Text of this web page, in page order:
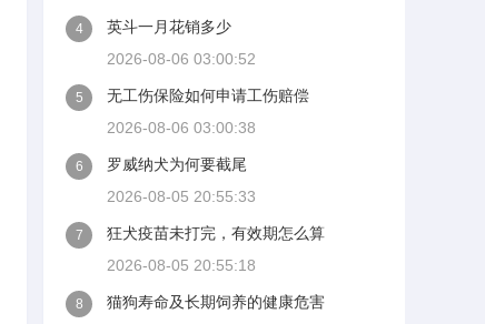
4
英斗一月花销多少
2026-08-06 03:00:52
5
无工伤保险如何申请工伤赔偿
2026-08-06 03:00:38
6
罗威纳犬为何要截尾
2026-08-05 20:55:33
7
狂犬疫苗未打完，有效期怎么算
2026-08-05 20:55:18
8
猫狗寿命及长期饲养的健康危害